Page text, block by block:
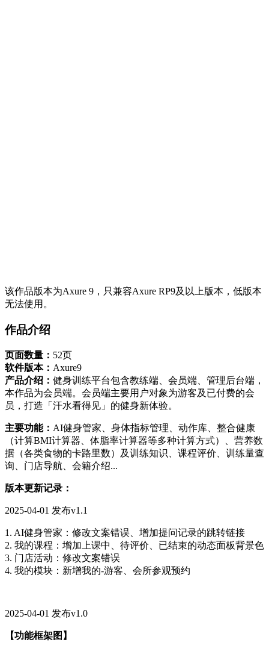
该作品版本为Axure 9，只兼容Axure RP9及以上版本，低版本
无法使用。
作品介绍
页面数量： 52页
软件版本： Axure9
产品介绍： 健身训练平台包含教练端、会员端、管理后台端，
本作品为会员端。会员端主要用户对象为游客及已付费的会
员，打造「汗水看得见」的健身新体验。
主要功能： AI健身管家、身体指标管理、动作库、整合健康
（计算BMI计算器、体脂率计算器等多种计算方式）、营养数
据（各类食物的卡路里数）及训练知识、课程评价、训练量查
询、门店导航、会籍介绍...
版本更新记录：
2025-04-01 发布v1.1
1. AI健身管家：修改文案错误、增加提问记录的跳转链接
2. 我的课程：增加上课中、待评价、已结束的动态面板背景色
3. 门店活动：修改文案错误
4. 我的模块：新增我的-游客、会所参观预约
2025-04-01 发布v1.0
【功能框架图】